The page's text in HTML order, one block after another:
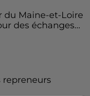
du Maine-et-Loire
des échanges...
repreneurs